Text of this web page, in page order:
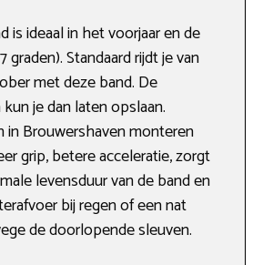
is ideaal in het voorjaar en de
graden). Standaard rijdt je van
met deze band. De
je dan laten opslaan.
in Brouwershaven monteren
grip, betere acceleratie, zorgt
levensduur van de band en
bij regen of een nat
de doorlopende sleuven.